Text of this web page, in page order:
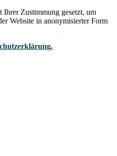
Ihrer Zustimmung gesetzt, um
Website in anonymisierter Form